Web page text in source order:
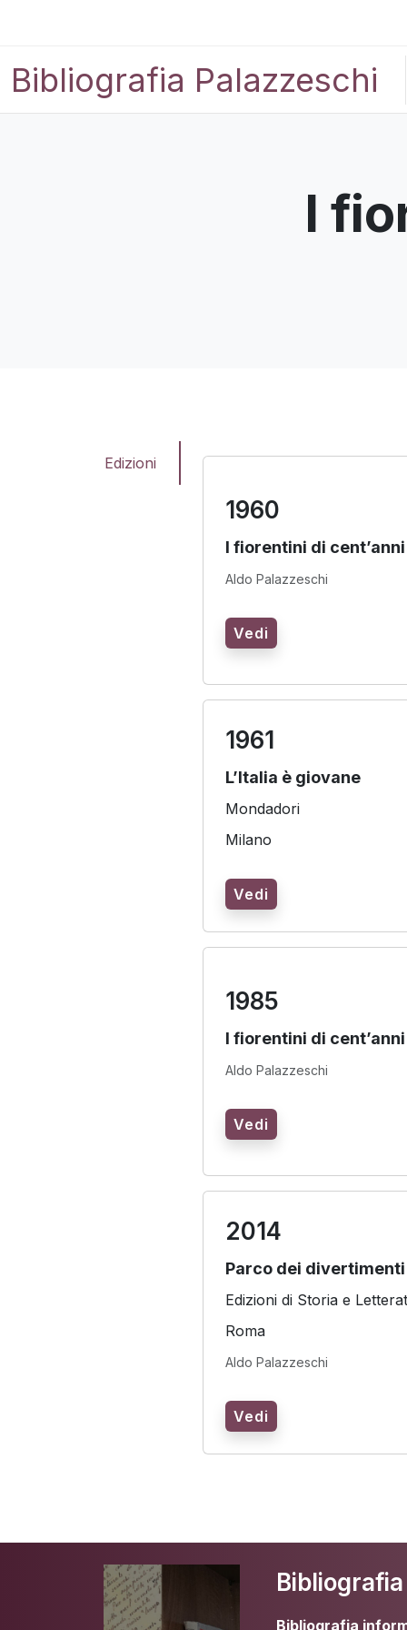
Bibliografia Palazzeschi
I
Edizioni
1960
I fiorentini di
Aldo Palazzeschi
Vedi
1961
L’Italia è giovane
Mondadori
Milano
Vedi
1985
I fiorentini di
Aldo Palazzeschi
Vedi
2014
Parco dei divertimenti
Edizioni di Storia e
Roma
Aldo Palazzeschi
Vedi
Bibliografia